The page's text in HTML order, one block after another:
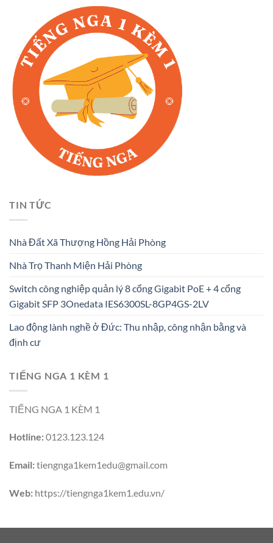
TIN TỨC
Nhà Đất Xã Thượng Hồng Hải Phòng
Nhà Trọ Thanh Miện Hải Phòng
Switch công nghiệp quản lý 8 cổng Gigabit PoE + 4 cổng
Gigabit SFP 3Onedata IES6300SL-8GP4GS-2LV
Lao động lành nghề ở Đức: Thu nhập, công nhận bằng và
định cư
TIẾNG NGA 1 KÈM 1
TIẾNG NGA 1 KÈM 1
Hotline:0123.123.124
Email:tiengnga1kem1edu@gmail.com
Web: https://tiengnga1kem1.edu.vn/